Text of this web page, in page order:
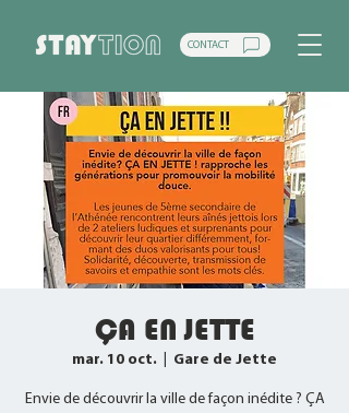
CONTACT
ÇA EN JETTE
mar. 10 oct. Gare de Jette
Envie de découvrir la ville de façon inédite ? ÇA